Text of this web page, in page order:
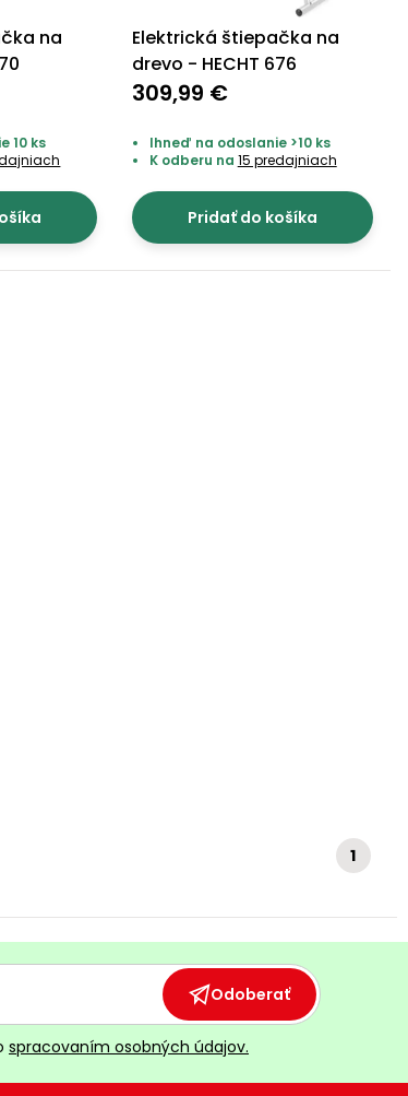
na
10 ks
Elektrická štiepačka na
drevo - HECHT 676
309,99 €
Ihneď na odoslanie >10 ks
K odberu na 15 predajniach
Pridať do košíka
1
Odoberať
spracovaním osobných údajov.